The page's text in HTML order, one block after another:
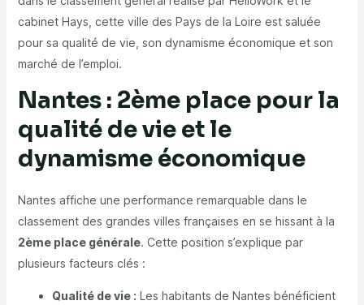
cabinet Hays, cette ville des Pays de la Loire est saluée
pour sa qualité de vie , son dynamisme économique et son
marché de l’emploi.
Nantes : 2ème place pour la
qualité de vie et le
dynamisme économique
Nantes affiche une performance remarquable dans le
classement des grandes villes françaises en se hissant à la
2ème place générale. Cette position s’explique par
plusieurs facteurs clés :
Qualité de vie : Les habitants de Nantes bénéficient